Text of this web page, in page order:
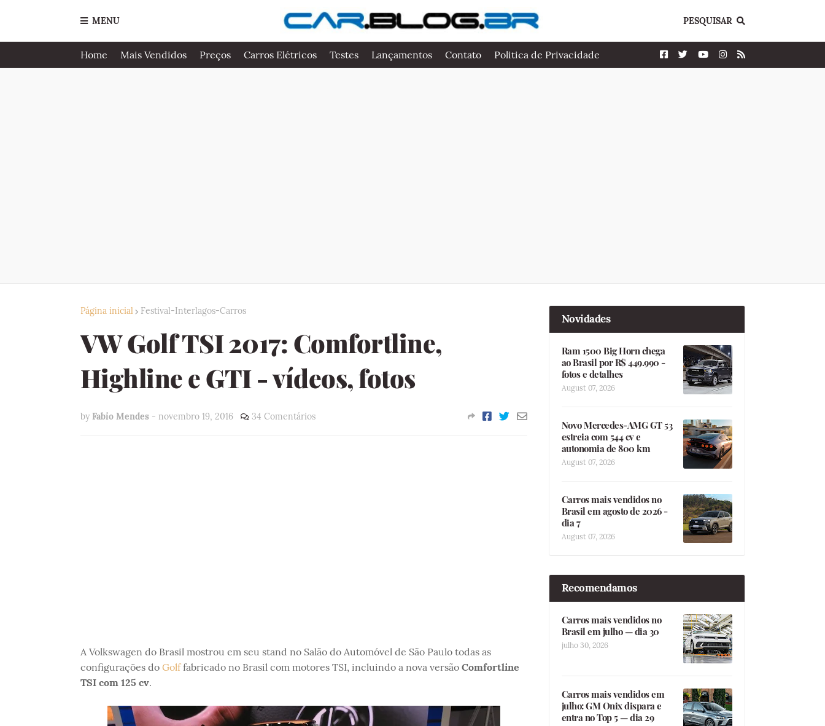
MENU PESQUISAR
Home Mais Vendidos Preços Carros Elétricos Testes Lançamentos Contato Politica de Privacidade
Página inicial Festival-Interlagos-Carros
VW Golf TSI 2017: Comfortline,
Highline e GTI - vídeos, fotos
by Fabio Mendes - novembro 19, 2016 34 Comentários
A Volkswagen do Brasil mostrou em seu stand no Salão do Automóvel de São Paulo todas as
configurações do Golffabricado no Brasil com motores TSI, incluindo a nova versão Comfortline
TSI com 125 cv.
Novidades
Ram 1500 Big Horn chega
ao Brasil por R$ 449.990 -
fotos e detalhes
August 07, 2026
Novo Mercedes-AMG GT 53
estreia com 544 cv e
autonomia de 800 km
August 07, 2026
Carros mais vendidos no
Brasil em agosto de 2026 -
dia 7
August 07, 2026
Recomendamos
Carros mais vendidos no
Brasil em julho — dia 30
julho 30, 2026
Carros mais vendidos em
julho: GM Onix dispara e
entra no Top 5 — dia 29